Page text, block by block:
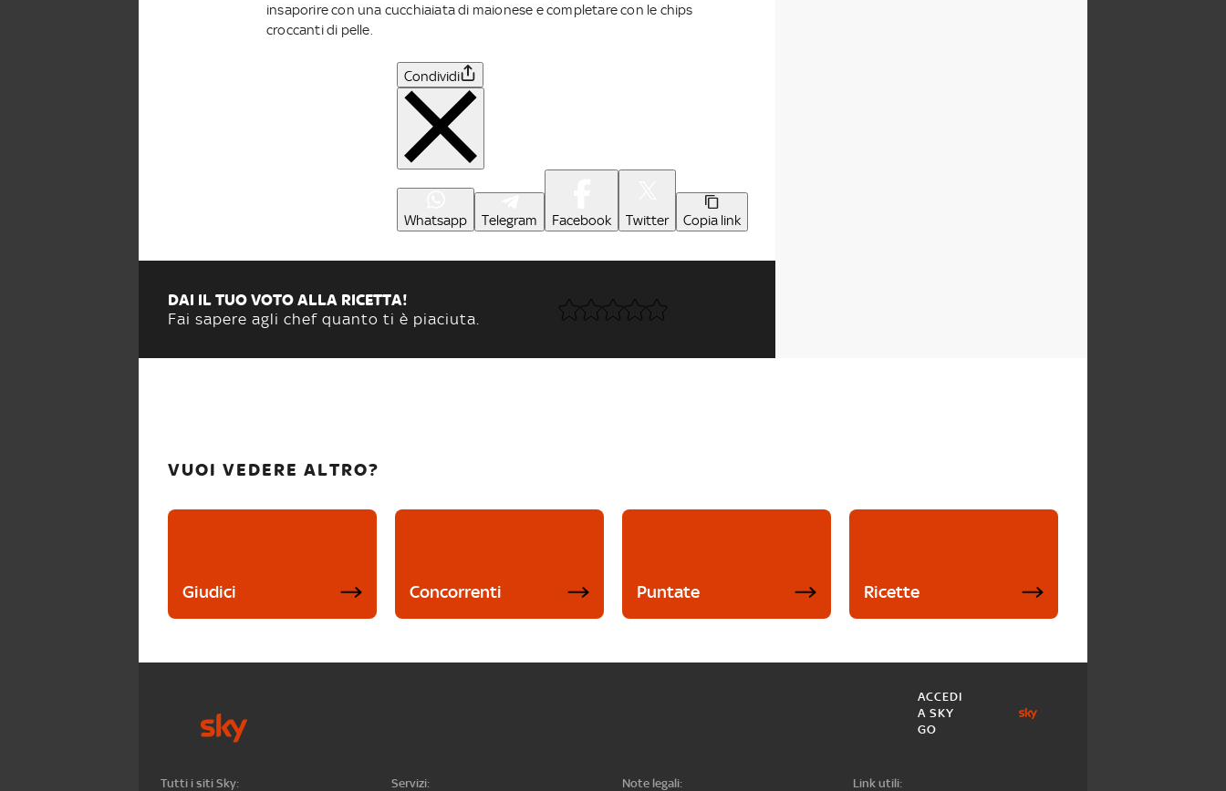
insaporire con una cucchiaiata di maionese e completare con le chips
croccanti di pelle.
Condividi
Whatsapp Telegram Facebook Twitter Copia link
DAI IL TUO VOTO ALLA RICETTA!
Fai sapere agli chef quanto ti è piaciuta.
VUOI VEDERE ALTRO?
Giudici Concorrenti Puntate Ricette
ACCEDI
A SKY
GO
Tutti i siti Sky: Servizi: Note legali: Link utili: